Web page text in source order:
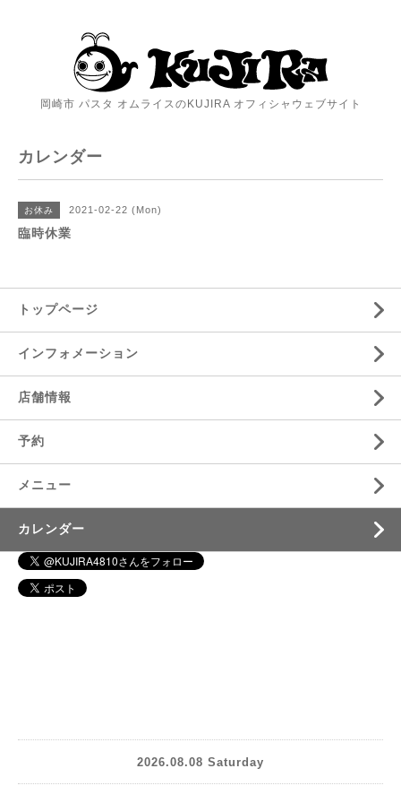
岡崎市 パスタ オムライスのKUJIRA オフィシャウェブサイト
カレンダー
お休み 2021-02-22 (Mon)
臨時休業
トップページ
インフォメーション
店舗情報
予約
メニュー
カレンダー
2026.08.08 Saturday